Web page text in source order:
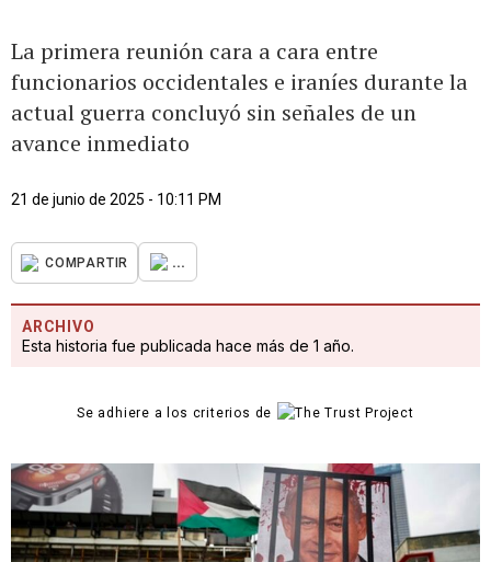
La primera reunión cara a cara entre
funcionarios occidentales e iraníes durante la
actual guerra concluyó sin señales de un
avance inmediato
21 de junio de 2025 - 10:11 PM
COMPARTIR ...
ARCHIVO
Esta historia fue publicada hace más de 1 año.
Se adhiere a los criterios de